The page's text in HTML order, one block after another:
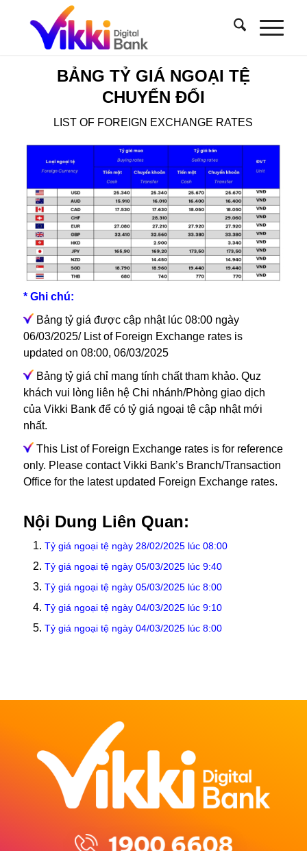
BẢNG TỶ GIÁ NGOẠI TỆ
CHUYỂN ĐỔI
LIST OF FOREIGN EXCHANGE RATES
* Ghi chú:
Bảng tỷ giá được cập nhật lúc 08:00 ngày
06/03/2025/ List of Foreign Exchange rates is
updated on 08:00, 06/03/2025
Bảng tỷ giá chỉ mang tính chất tham khảo. Quz
khách vui lòng liên hệ Chi nhánh/Phòng giao dịch
của Vikki Bank để có tỷ giá ngoại tệ cập nhật mới
nhất.
This List of Foreign Exchange rates is for reference
only. Please contact Vikki Bank’s Branch/Transaction
Office for the latest updated Foreign Exchange rates.
Nội Dung Liên Quan:
Tỷ giá ngoại tệ ngày 28/02/2025 lúc 08:00
Tỷ giá ngoại tệ ngày 05/03/2025 lúc 9:40
Tỷ giá ngoại tệ ngày 05/03/2025 lúc 8:00
Tỷ giá ngoại tệ ngày 04/03/2025 lúc 9:10
Tỷ giá ngoại tệ ngày 04/03/2025 lúc 8:00